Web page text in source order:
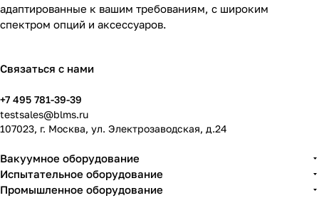
адаптированные к вашим требованиям, с широким
спектром опций и аксессуаров.
Связаться с нами
+7 495 781-39-39
testsales@blms.ru
107023, г. Москва, ул. Электрозаводская, д.24
Вакуумное оборудование
Испытательное оборудование
Промышленное оборудование